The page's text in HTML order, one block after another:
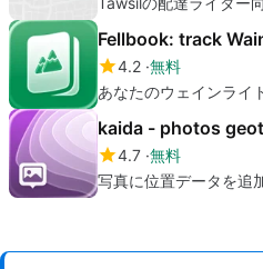
Fellbook: track
4.2 無料
あなたのウェインライ
kaida - photos
4.7 無料
写真に位置データを追